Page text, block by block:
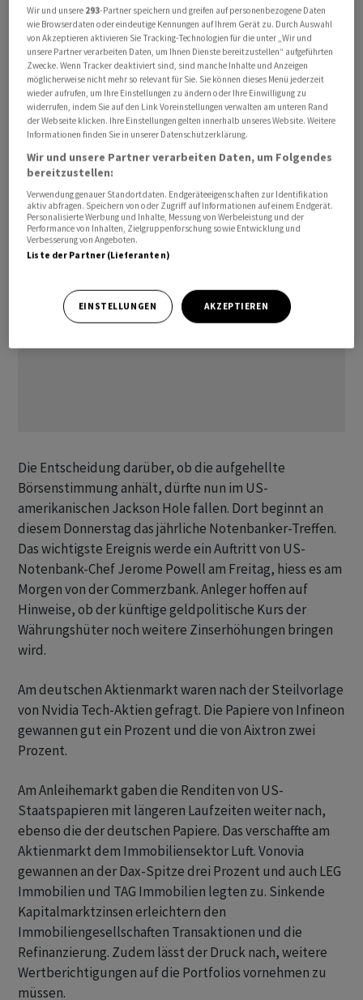
EuroStoxx 50 legte ähnlich stark zu.
Anleger hatten der Quartalsbilanz von Nvidia schon
Vorschusslorbeeren gegeben. Die Resultate
bestätigten dann nachbörslich den mit Künstlicher
Intelligenz (KI) verbundenen Boom. Der Chipkonzern
übertraf die Erwartungen deutlich und festigte so seine
Rolle als "Liebling der KI-Investoren". Laut dem
Bernstein-Experten Stacy Rasgon bleibt die Aktie "der
beste Weg, um das KI-Thema zu spielen".
Die Entscheidung darüber, ob die aufgehellte
Börsenstimmung anhält, dürfte nun im US-
amerikanischen Jackson Hole fallen. Dort beginnt an
diesem Donnerstag das jährliche Notenbanker-Treffen.
Das wichtigste Ereignis werde ein Auftritt von US-
Notenbank-Chef Jerome Powell am Freitag, hiess es am
Morgen von der Commerzbank. Anleger hoffen auf
Hinweise, ob der künftige geldpolitische Kurs der
Währungshüter noch weitere Zinserhöhungen bringen
wird.
Am deutschen Aktienmarkt waren nach der Steilvorlage
von Nvidia Tech-Aktien gefragt. Die Papiere von Infineon
gewannen gut ein Prozent und die von Aixtron zwei
Prozent.
Am Anleihemarkt gaben die Renditen von US-
Staatspapieren mit längeren Laufzeiten weiter nach,
ebenso die der deutschen Papiere. Das verschaffte am
Aktienmarkt dem Immobiliensektor Luft. Vonovia
gewannen an der Dax-Spitze drei Prozent und auch LEG
Immobilien und TAG Immobilien legten zu. Sinkende
Kapitalmarktzinsen erleichtern den
Immobiliengesellschaften Transaktionen und die
Refinanzierung. Zudem lässt der Druck nach, weitere
Wertberichtigungen auf die Portfolios vornehmen zu
müssen.
Wir und unsere 293-Partner speichern und greifen auf personenbezogene Daten
wie Browserdaten oder eindeutige Kennungen auf Ihrem Gerät zu. Durch Auswahl
von Akzeptieren aktivieren Sie Tracking-Technologien für die unter „Wir und
unsere Partner verarbeiten Daten, um Ihnen Dienste bereitzustellen“ aufgeführten
Zwecke. Wenn Tracker deaktiviert sind, sind manche Inhalte und Anzeigen
möglicherweise nicht mehr so relevant für Sie. Sie können dieses Menü jederzeit
wieder aufrufen, um Ihre Einstellungen zu ändern oder Ihre Einwilligung zu
widerrufen, indem Sie auf den Link Voreinstellungen verwalten am unteren Rand
der Webseite klicken. Ihre Einstellungen gelten innerhalb unseres Website. Weitere
Informationen finden Sie in unserer Datenschutzerklärung.
Wir und unsere Partner verarbeiten Daten, um Folgendes
bereitzustellen:
Verwendung genauer Standortdaten. Endgeräteeigenschaften zur Identifikation
aktiv abfragen. Speichern von oder Zugriff auf Informationen auf einem Endgerät.
Personalisierte Werbung und Inhalte, Messung von Werbeleistung und der
Performance von Inhalten, Zielgruppenforschung sowie Entwicklung und
Verbesserung von Angeboten.
Liste der Partner (Lieferanten)
EINSTELLUNGEN AKZEPTIEREN